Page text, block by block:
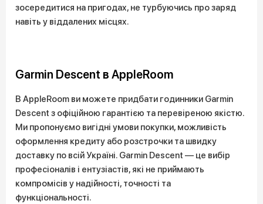
зосередитися на пригодах, не турбуючись про заряд
навіть у віддалених місцях.
Garmin Descent в AppleRoom
В AppleRoom ви можете придбати годинники Garmin
Descent з офіційною гарантією та перевіреною якістю.
Ми пропонуємо вигідні умови покупки, можливість
оформлення кредиту або розстрочки та швидку
доставку по всій Україні. Garmin Descent — це вибір
професіоналів і ентузіастів, які не приймають
компромісів у надійності, точності та
функціональності.